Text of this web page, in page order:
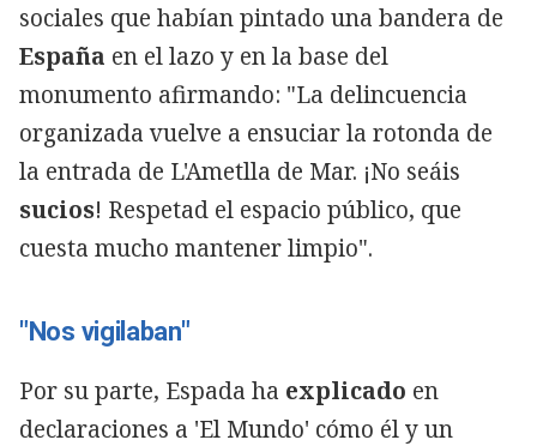
sociales que habían pintado una bandera de
España en el lazo y en la base del
monumento afirmando: "La delincuencia
organizada vuelve a ensuciar la rotonda de
la entrada de L'Ametlla de Mar. ¡No seáis
sucios! Respetad el espacio público, que
cuesta mucho mantener limpio".
"Nos vigilaban"
Por su parte, Espada ha explicado en
declaraciones a 'El Mundo' cómo él y un